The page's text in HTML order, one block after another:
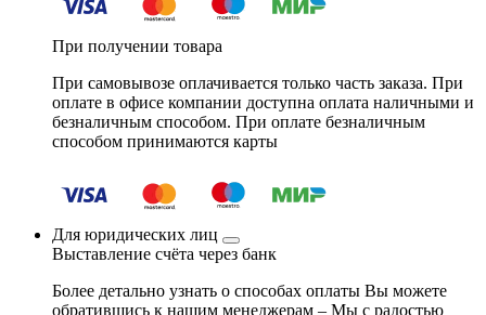
При получении товара
При самовывозе оплачивается только часть заказа. При
оплате в офисе компании доступна оплата наличными и
безналичным способом. При оплате безналичным
способом принимаются карты
Для юридических лиц
Выставление счёта через банк
Более детально узнать о способах оплаты Вы можете
обратившись к нашим менеджерам – Мы с радостью